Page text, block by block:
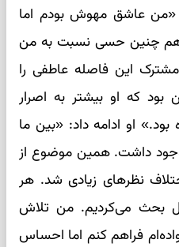
عاشق مهوش بودم اما
چنین حسی نسبت به من
مشترک این فاصله عاطفی را
که او بیشتر به اصرار
بود.» او ادامه داد: «بین ما
وجود داشت. همین موضوع از
نظرهای زیادی شد. هر
بحث می‌کردیم. من تلاش
فراهم کنم اما احساس